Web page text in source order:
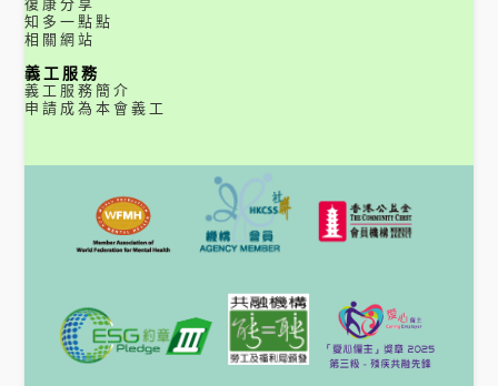
復康分享
知多一點點
相關網站
義工服務
義工服務簡介
申請成為本會義工